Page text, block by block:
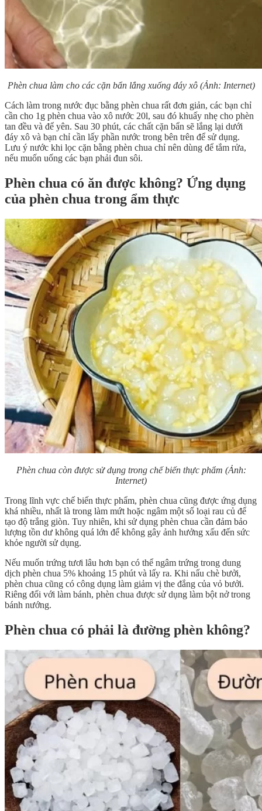
Phèn chua làm cho các cặn bẩn lắng xuống đáy xô (Ảnh: Internet)
Cách làm trong nước đục bằng phèn chua rất đơn giản, các bạn chỉ
cần cho 1g phèn chua vào xô nước 20l, sau đó khuấy nhẹ cho phèn
tan đều và để yên. Sau 30 phút, các chất cặn bẩn sẽ lắng lại dưới
đáy xô và bạn chỉ cần lấy phần nước trong bên trên để sử dụng.
Lưu ý nước khi lọc cặn bằng phèn chua chỉ nên dùng để tắm rửa,
nếu muốn uống các bạn phải đun sôi.
Phèn chua có ăn được không? Ứng dụng
của phèn chua trong ẩm thực
Phèn chua còn được sử dụng trong chế biến thực phẩm (Ảnh:
Internet)
Trong lĩnh vực chế biến thực phẩm, phèn chua cũng được ứng dụng
khá nhiều, nhất là trong làm mứt hoặc ngâm một số loại rau củ để
tạo độ trắng giòn. Tuy nhiên, khi sử dụng phèn chua cần đảm bảo
lượng tồn dư không quá lớn để không gây ảnh hưởng xấu đến sức
khỏe người sử dụng.
Nếu muốn trứng tươi lâu hơn bạn có thể ngâm trứng trong dung
dịch phèn chua 5% khoảng 15 phút và lấy ra. Khi nấu chè bưởi,
phèn chua cũng có công dụng làm giảm vị the đắng của vỏ bưởi.
Riêng đối với làm bánh, phèn chua được sử dụng làm bột nở trong
bánh nướng.
Phèn chua có phải là đường phèn không?